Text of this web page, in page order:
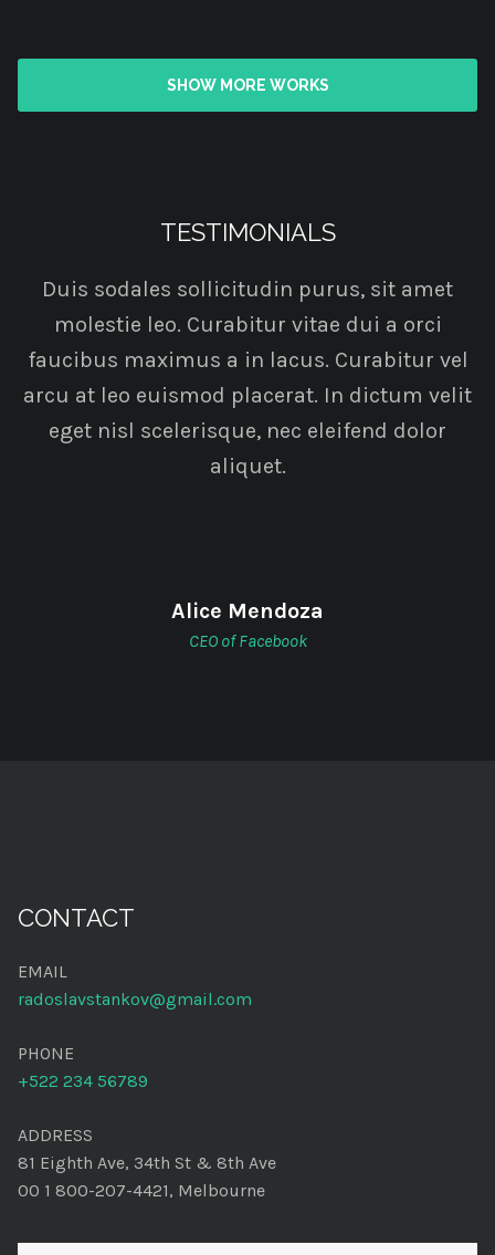
SHOW MORE WORKS
TESTIMONIALS
Duis sodales sollicitudin purus, sit amet
molestie leo. Curabitur vitae dui a orci
faucibus maximus a in lacus. Curabitur vel
arcu at leo euismod placerat. In dictum velit
eget nisl scelerisque, nec eleifend dolor
aliquet.
Alice Mendoza
CEO of Facebook
CONTACT
EMAIL
radoslavstankov@gmail.com
PHONE
+522 234 56789
ADDRESS
81 Eighth Ave, 34th St & 8th Ave
00 1 800-207-4421, Melbourne